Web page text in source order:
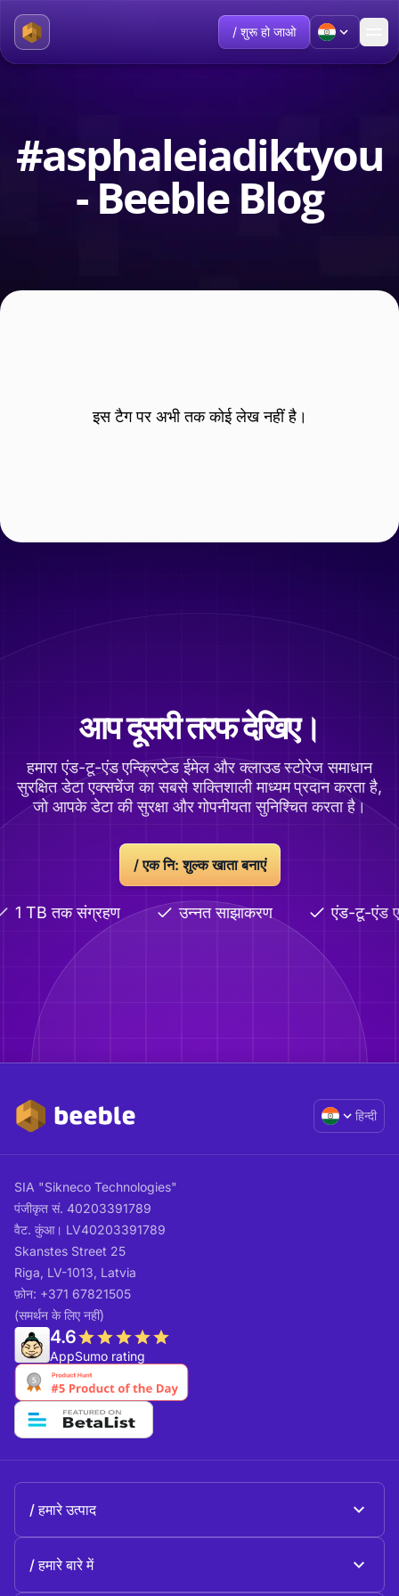
/ शुरू हो जाओ
#asphaleiadiktyou
- Beeble Blog
इस टैग पर अभी तक कोई लेख नहीं है।
आप दूसरी तरफ देखिए।
हमारा एंड-टू-एंड एन्क्रिप्टेड ईमेल और क्लाउड स्टोरेज समाधान
सुरक्षित डेटा एक्सचेंज का सबसे शक्तिशाली माध्यम प्रदान करता है,
जो आपके डेटा की सुरक्षा और गोपनीयता सुनिश्चित करता है।
/एक नि: शुल्क खाता बनाएं
1 TB तक संग्रहण उन्नत साझाकरण एंड-टू-एंड
हिन्दी
SIA "Sikneco Technologies"
पंजीकृत सं. 40203391789
वैट. कुंआ। LV40203391789
Skanstes Street 25
Riga, LV-1013, Latvia
फ़ोन: +371 67821505
(समर्थन के लिए नहीं)
4.6
AppSumo rating
हमारे उत्पाद
हमारे बारे में